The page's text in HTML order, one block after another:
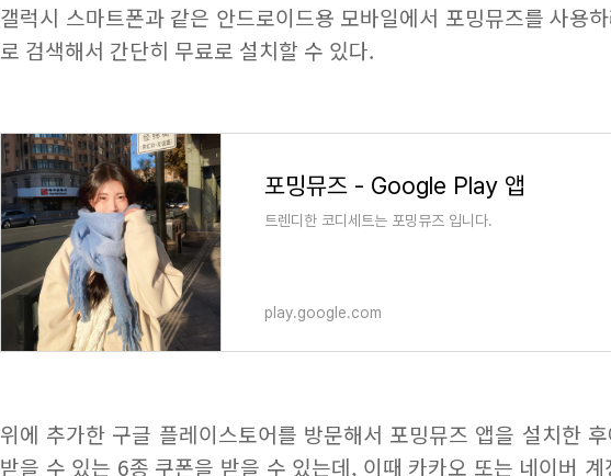
갤럭시 스마트폰과 같은 안드로이드용 모바일에서 포밍뮤즈를 사용
로 검색해서 간단히 무료로 설치할 수 있다.
포밍뮤즈 - Google Play 앱
트렌디한 코디세트는 포밍뮤즈 입니다.
play.google.com
위에 추가한 구글 플레이스토어를 방문해서 포밍뮤즈 앱을 설치한
받을 수 있는 6종 쿠폰을 받을 수 있는데, 이때 카카오 또는 네이버